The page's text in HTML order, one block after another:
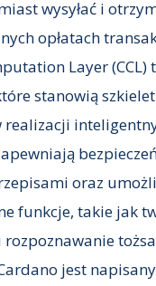
wysyłać i
opłatach
Layer (CCL)
stanowią
realizacji
oraz
funkcje, takie jak
jest